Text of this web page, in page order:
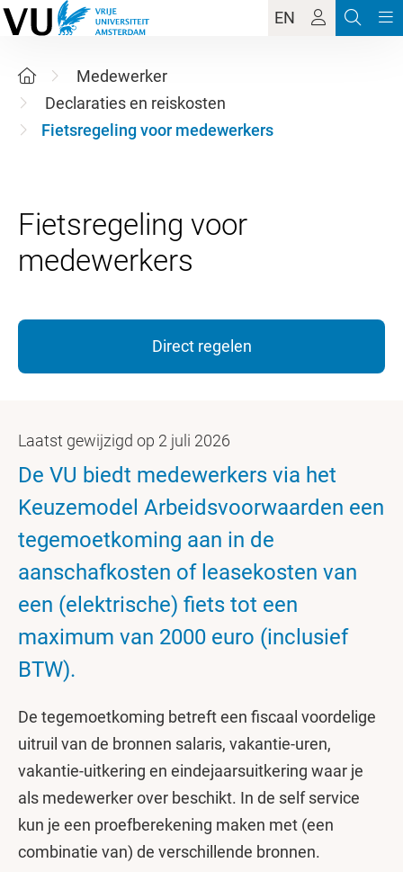
EN
Medewerker
Declaraties en reiskosten
Fietsregeling voor medewerkers
Fietsregeling voor
Direct regelen
Laatst gewijzigd op 2 juli 2026
De VU biedt medewerkers via het
Keuzemodel Arbeidsvoorwaarden een
tegemoetkoming aan in de
aanschafkosten of leasekosten van
een (elektrische) fiets tot een
maximum van 2000 euro (inclusief
BTW).
De tegemoetkoming betreft een fiscaal voordelige
uitruil van de bronnen salaris, vakantie-uren,
vakantie-uitkering en eindejaarsuitkering waar je
als medewerker over beschikt. In de self service
kun je een proefberekening maken met (een
combinatie van) de verschillende bronnen.